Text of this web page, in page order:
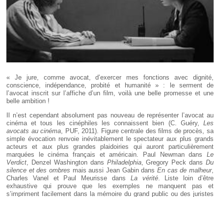
« Je jure, comme avocat, d’exercer mes fonctions avec dignité,
conscience, indépendance, probité et humanité » : le serment de
l’avocat inscrit sur l’affiche d’un film, voilà une belle promesse et une
belle ambition !
Il n’est cependant absolument pas nouveau de représenter l’avocat au
cinéma et tous les cinéphiles les connaissent bien (C. Guéry, Les
avocats au cinéma, PUF, 2011). Figure centrale des films de procès, sa
simple évocation renvoie inévitablement le spectateur aux plus grands
acteurs et aux plus grandes plaidoiries qui auront particulièrement
marquées le cinéma français et américain. Paul Newman dans Le
Verdict, Denzel Washington dans Philadelphia, Gregory Peck dans Du
silence et des ombres mais aussi Jean Gabin dans En cas de malheur,
Charles Vanel et Paul Meurisse dans La vérité. Liste loin d’être
exhaustive qui prouve que les exemples ne manquent pas et
s’impriment facilement dans la mémoire du grand public ou des juristes